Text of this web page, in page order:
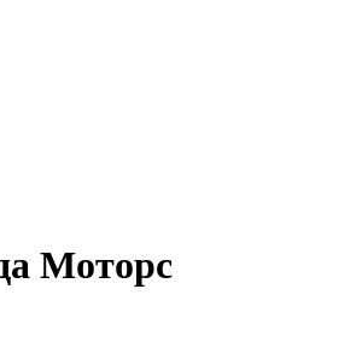
Моторс